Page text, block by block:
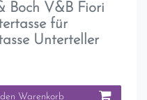
Boch V&B Fiori
für
Unterteller
Warenkorb